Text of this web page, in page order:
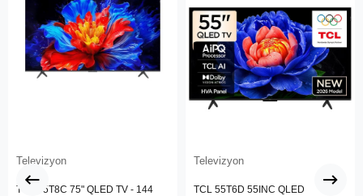
Televizyon
TCL 75T8C 75" QLED TV - 144
Televizyon
TCL 55T6D 55INC QLED